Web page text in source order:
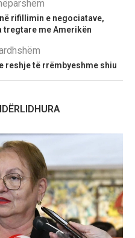
rifillimin e negociatave,
me Amerikën
reshje të rrëmbyeshme shiu